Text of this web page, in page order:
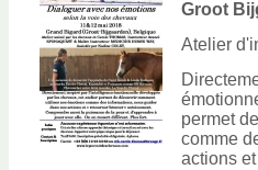
Groot
Atelier
permet
comme
actions